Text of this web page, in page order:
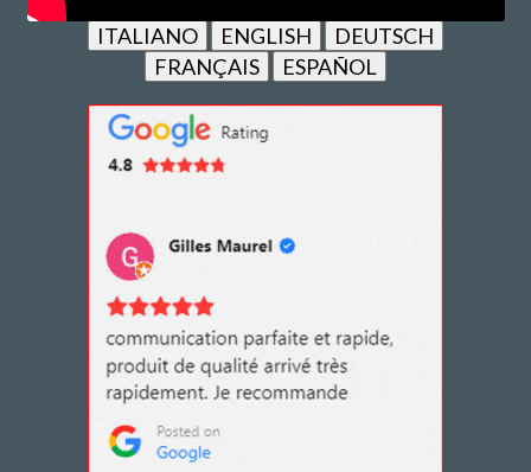
ITALIANO ENGLISH
DEUTSCH
FRANÇAIS
ESPAÑOL